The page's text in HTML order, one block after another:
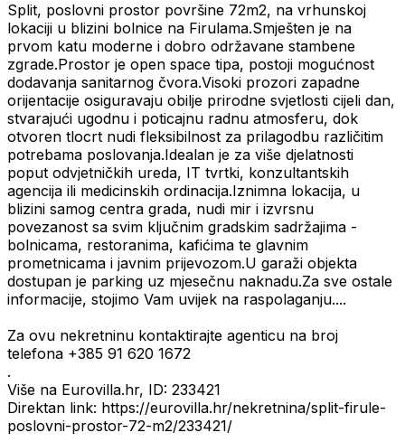
Split, poslovni prostor površine 72m2, na vrhunskoj
lokaciji u blizini bolnice na Firulama.Smješten je na
prvom katu moderne i dobro održavane stambene
zgrade.Prostor je open space tipa, postoji mogućnost
dodavanja sanitarnog čvora.Visoki prozori zapadne
orijentacije osiguravaju obilje prirodne svjetlosti cijeli dan,
stvarajući ugodnu i poticajnu radnu atmosferu, dok
otvoren tlocrt nudi fleksibilnost za prilagodbu različitim
potrebama poslovanja.Idealan je za više djelatnosti
poput odvjetničkih ureda, IT tvrtki, konzultantskih
agencija ili medicinskih ordinacija.Iznimna lokacija, u
blizini samog centra grada, nudi mir i izvrsnu
povezanost sa svim ključnim gradskim sadržajima -
bolnicama, restoranima, kafićima te glavnim
prometnicama i javnim prijevozom.U garaži objekta
dostupan je parking uz mjesečnu naknadu.Za sve ostale
informacije, stojimo Vam uvijek na raspolaganju....
Za ovu nekretninu kontaktirajte agenticu na broj
telefona +385 91 620 1672
.
Više na Eurovilla.hr, ID: 233421
Direktan link: https://eurovilla.hr/nekretnina/split-firule-
poslovni-prostor-72-m2/233421/